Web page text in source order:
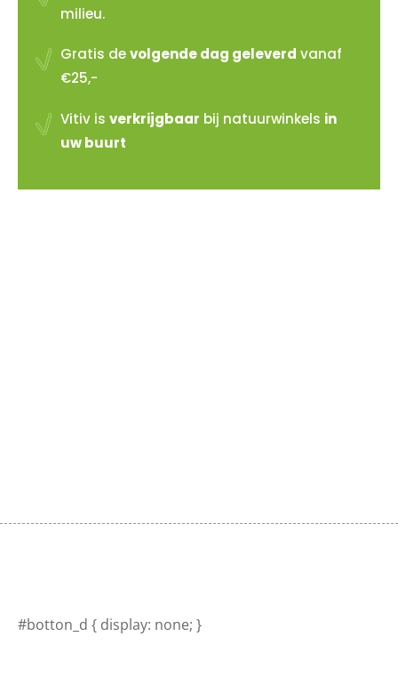
milieu.
Gratis devolgende dag geleverd vanaf
€25,-
Vitiv is verkrijgbaar bij natuurwinkels in
uw buurt
#botton_d { display: none; }